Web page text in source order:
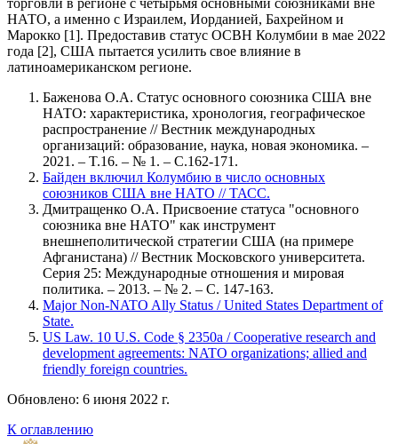
НАТО, а именно с Израилем, Иорданией, Бахрейном и
Марокко [1]. Предоставив статус ОСВН Колумбии в мае 2022
года [2], США пытается усилить свое влияние в
латиноамериканском регионе.
Баженова О.А. Статус основного союзника США вне
НАТО: характеристика, хронология, географическое
распространение // Вестник международных
организаций: образование, наука, новая экономика. –
2021. – T.16. – № 1. – С.162-171.
Байден включил Колумбию в число основных
союзников США вне НАТО // ТАСС.
Дмитращенко О.А. Присвоение статуса "основного
союзника вне НАТО" как инструмент
внешнеполитической стратегии США (на примере
Афганистана) // Вестник Московского университета.
Серия 25: Международные отношения и мировая
политика. – 2013. – № 2. – С. 147-163.
Major Non-NATO Ally Status / United States Department of
State.
US Law. 10 U.S. Code § 2350a / Cooperative research and
development agreements: NATO organizations; allied and
friendly foreign countries.
Обновлено: 6 июня 2022 г.
К оглавлению